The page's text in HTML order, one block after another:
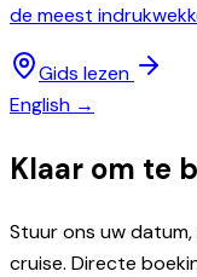
de meest
Gids lezen
English →
Klaar om te
Stuur ons uw
cruise. Directe